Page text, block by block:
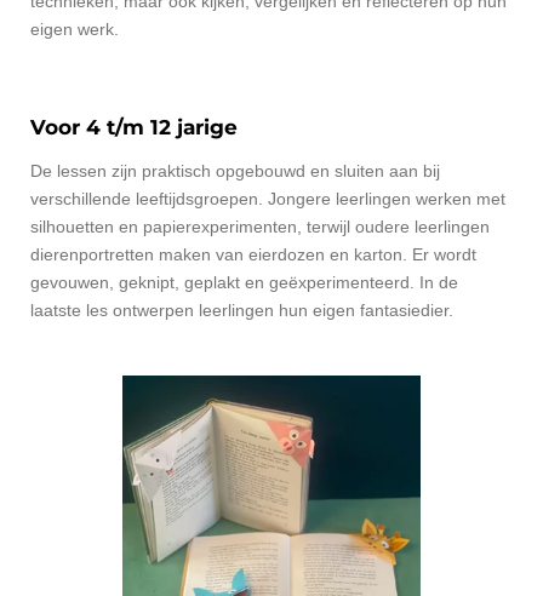
eigen werk.
Voor 4 t/m 12 jarige
De lessen zijn praktisch opgebouwd en sluiten aan bij
verschillende leeftijdsgroepen. Jongere leerlingen werken met
silhouetten en papierexperimenten, terwijl oudere leerlingen
dierenportretten maken van eierdozen en karton. Er wordt
gevouwen, geknipt, geplakt en geëxperimenteerd. In de
laatste les ontwerpen leerlingen hun eigen fantasiedier.